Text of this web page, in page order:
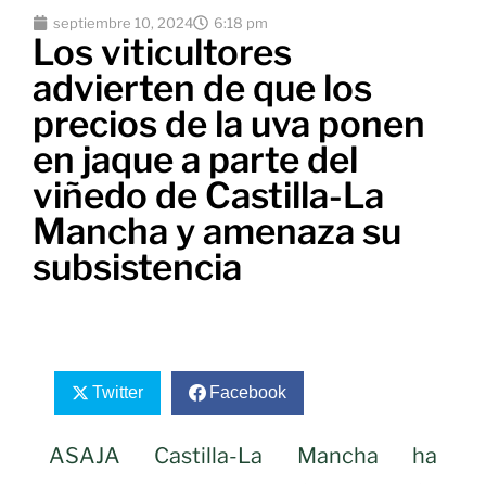
septiembre 10, 2024 6:18 pm
Los viticultores
advierten de que los
precios de la uva ponen
en jaque a parte del
viñedo de Castilla-La
Mancha y amenaza su
subsistencia
Twitter Facebook
ASAJA Castilla-La Mancha ha